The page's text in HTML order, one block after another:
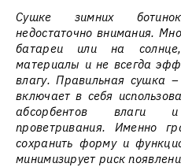
Сушке зимних
недостаточно внимания.
батареи или на
материалы и не всегда
влагу. Правильная сушка
включает в себя
абсорбентов влаги
проветривания. Именно
сохранить форму и
минимизирует риск